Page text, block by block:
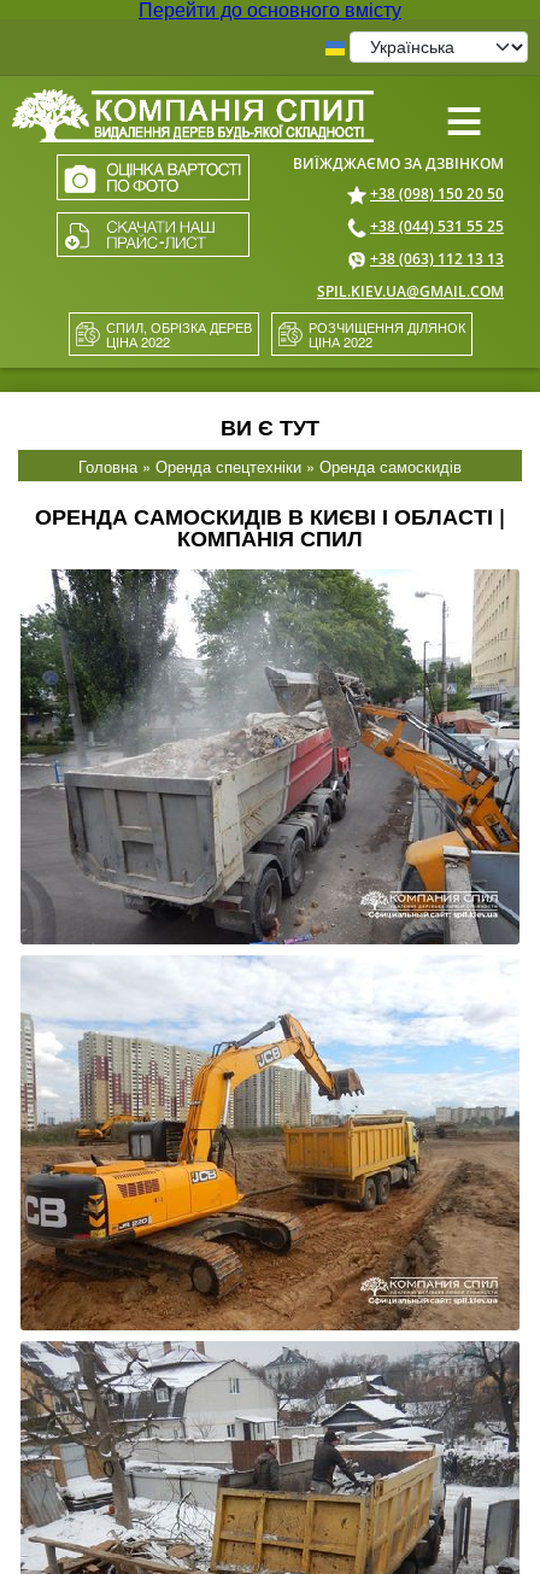
Перейти до основного вмісту
≡
+38 (098) 150 20 50
+38 (044) 531 55 25
+38 (063) 112 13 13
SPIL.KIEV.UA@GMAIL.COM
СПИЛ, ОБРІЗКА ДЕРЕВ
ЦІНА 2022
РОЗЧИЩЕННЯ ДІЛЯНОК
ЦІНА 2022
ВИ Є ТУТ
Головна » Оренда спецтехніки » Оренда самоскидів
ОРЕНДА САМОСКИДІВ В КИЄВІ І ОБЛАСТІ |
КОМПАНІЯ СПИЛ